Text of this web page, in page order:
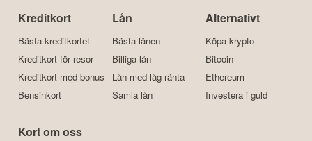
Kreditkort
Bästa kreditkortet
Kreditkort för resor
Kreditkort med bonus
Bensinkort
Lån
Bästa lånen
Billiga lån
Lån med låg ränta
Samla lån
Alternativt
Köpa krypto
Bitcoin
Ethereum
Investera i guld
Kort om oss